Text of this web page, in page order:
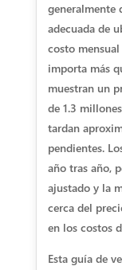
generalmente
adecuada de
costo
importa más
muestran un
de 1.3
tardan
pendientes.
año tras año,
ajustado y la
cerca del
en los costos
Esta guía de